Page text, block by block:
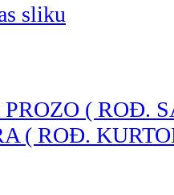
PROZO ( ROĐ.
( ROĐ.